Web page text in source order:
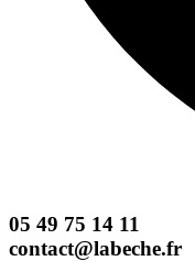
05 49 75 14 11
contact@labeche.fr